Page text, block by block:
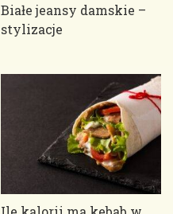
Białe jeansy damskie –
stylizacje